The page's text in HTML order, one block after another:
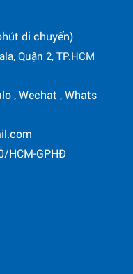
di chuyển)
Quận 2, TP.HCM
, Wechat , Whats
HCM-GPHĐ